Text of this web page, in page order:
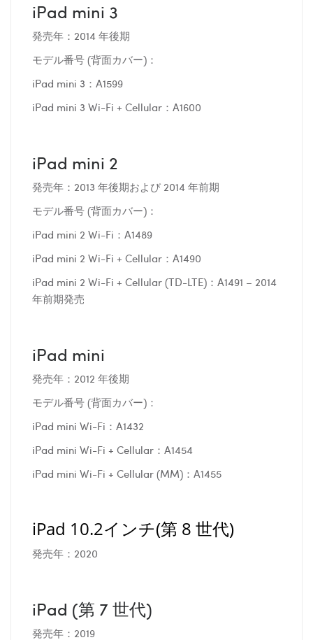
iPad mini 3
発売年：2014 年後期
モデル番号 (背面カバー)：
iPad mini 3：A1599
iPad mini 3 Wi-Fi + Cellular：A1600
iPad mini 2
発売年：2013 年後期および 2014 年前期
モデル番号 (背面カバー)：
iPad mini 2 Wi-Fi：A1489
iPad mini 2 Wi-Fi + Cellular：A1490
iPad mini 2 Wi-Fi + Cellular (TD-LTE)：A1491 – 2014
年前期発売
iPad mini
発売年：2012 年後期
モデル番号 (背面カバー)：
iPad mini Wi-Fi：A1432
iPad mini Wi-Fi + Cellular：A1454
iPad mini Wi-Fi + Cellular (MM)：A1455
iPad 10.2インチ(第 8 世代)
発売年：2020
iPad (第 7 世代)
発売年：2019